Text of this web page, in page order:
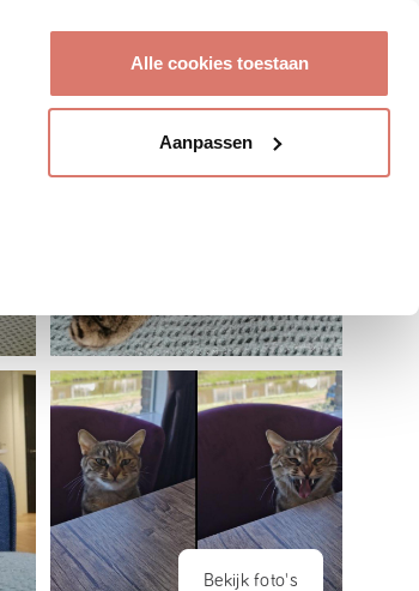
Alle cookies toestaan
Aanpassen
Bekijk foto's